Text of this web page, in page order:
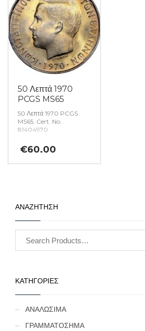
50 Λεπτά 1970
PCGS MS65
50 Λεπτά 1970 PCGS
MS65. Cert. No.
81404970
€60.00
ΑΝΑΖΗΤΗΣΗ
ΚΑΤΗΓΟΡΙΕΣ
ΑΝΑΛΩΣΙΜΑ
ΓΡΑΜΜΑΤΟΣΗΜΑ